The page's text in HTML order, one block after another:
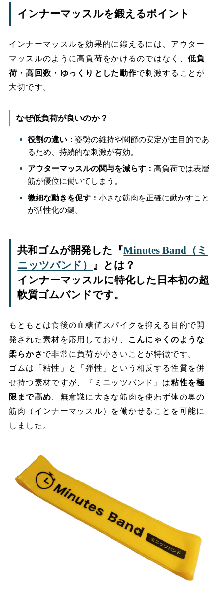
インナーマッスルを鍛えるポイント
インナーマッスルを効果的に鍛えるには、アウター
マッスルのように高負荷をかけるのではなく、 低負
荷・高回数・ゆっくりとした動作で刺激することが
大切です。
なぜ低負荷が良いのか？
役割の違い：姿勢の維持や関節の安定が主目的であ
るため、持続的な刺激が有効。
アウターマッスルの関与を減らす：高負荷では表層
筋が優位に働いてしまう。
微細な動きを促す：小さな筋肉を正確に動かすこと
が活性化の鍵。
共和ゴムが開発した『Minutes Band（ミ
ニッツバンド） 』とは？
インナーマッスルに特化した日本初の超
軟質ゴムバンドです。
もともとは食後の血糖値スパイクを抑える目的で開
発された素材を応用しており、 こんにゃくのような
柔らかさ で非常に負荷が小さいことが特徴です。
ゴムは「粘性」と「弾性」という相反する性質を併
せ持つ素材ですが、『ミニッツバンド』は粘性を極
限まで高め 、無意識に大きな筋肉を使わず体の奥の
筋肉（インナーマッスル）を働かせることを可能に
しました。